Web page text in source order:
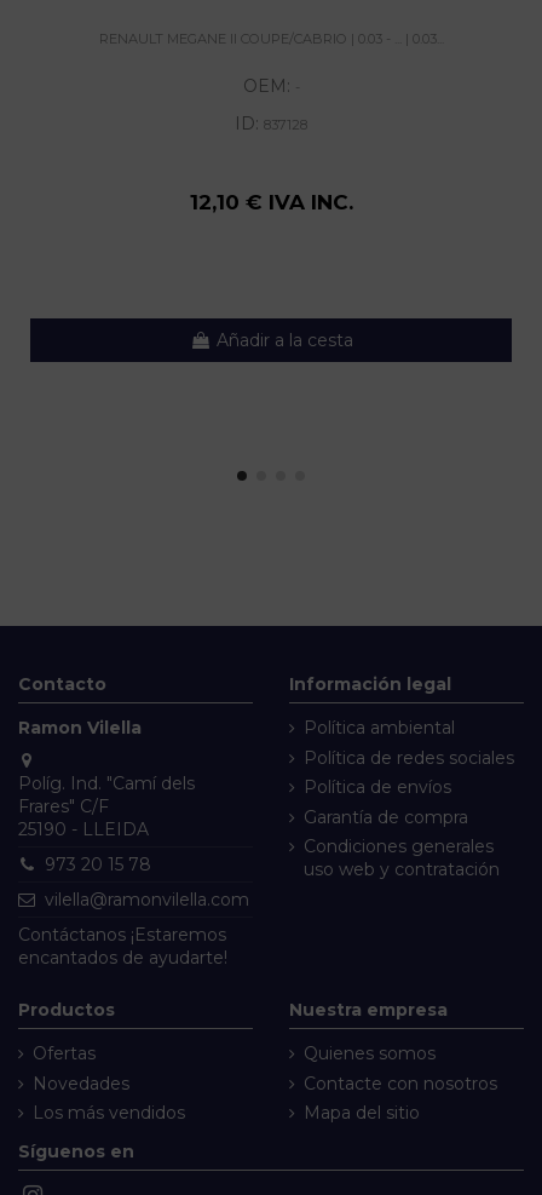
RENAULT MEGANE II COUPE/CABRIO | 0.03 - ... | 0.03...
OEM: -
ID: 837128
12,10 € IVA INC.
Añadir a la cesta
Contacto
Ramon Vilella
Políg. Ind. "Camí dels
Frares" C/F
25190 - LLEIDA
973 20 15 78
vilella@ramonvilella.com
Contáctanos ¡Estaremos
encantados de ayudarte!
Información legal
Política ambiental
Política de redes sociales
Política de envíos
Garantía de compra
Condiciones generales
uso web y contratación
Productos
Ofertas
Novedades
Los más vendidos
Nuestra empresa
Quienes somos
Contacte con nosotros
Mapa del sitio
Síguenos en